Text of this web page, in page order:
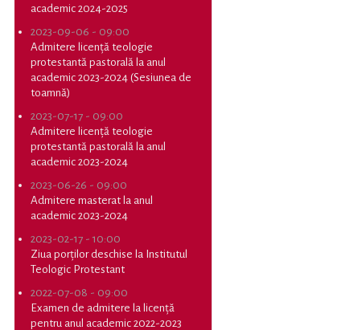
academic 2024-2025
2023-09-06 - 09:00
Admitere licență teologie
protestantă pastorală la anul
academic 2023-2024 (Sesiunea de
toamnă)
2023-07-17 - 09:00
Admitere licență teologie
protestantă pastorală la anul
academic 2023-2024
2023-06-26 - 09:00
Admitere masterat la anul
academic 2023-2024
2023-02-17 - 10:00
Ziua porților deschise la Institutul
Teologic Protestant
2022-07-08 - 09:00
Examen de admitere la licență
pentru anul academic 2022-2023